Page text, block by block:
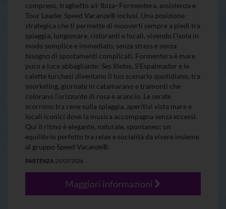
compreso, traghetto a/r Ibiza–Formentera, assistenza e
Tour Leader Speed Vacanze® inclusi. Una posizione
strategica che ti permette di muoverti sempre a piedi tra
spiaggia, lungomare, ristoranti e locali, vivendo l’isola in
modo semplice e immediato, senza stress e senza
bisogno di spostamenti complicati. Formentera è mare
puro e luce abbagliante: Ses Illetes, S’Espalmador e le
calette turchesi diventano il tuo scenario quotidiano, tra
snorkeling, giornate in catamarano e tramonti che
colorano l’orizzonte di rosa e arancio. Le serate
scorrono tra cene sulla spiaggia, aperitivi vista mare e
locali iconici dove la musica accompagna senza eccessi.
Qui il ritmo è elegante, naturale, spontaneo: un
equilibrio perfetto tra relax e socialità da vivere insieme
al gruppo Speed Vacanze®.
PARTENZA 25/07/2026
Maggiori informazioni